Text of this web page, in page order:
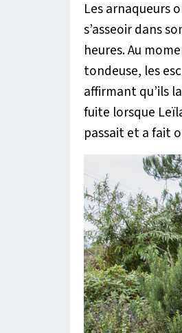
Les arnaqueurs
s’asseoir dans
heures. Au
tondeuse, les
affirmant qu’ils
fuite lorsque
passait et a fait